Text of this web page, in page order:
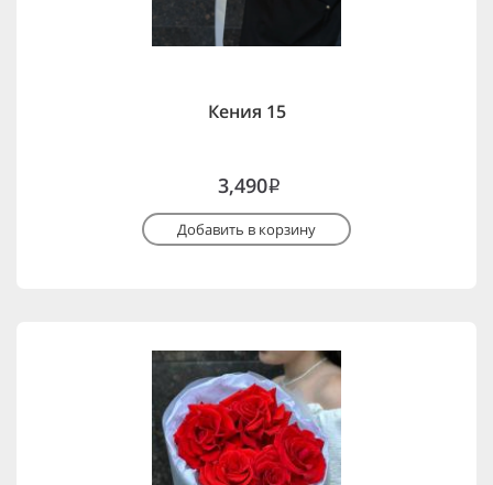
Кения 15
3,490i
Добавить в корзину